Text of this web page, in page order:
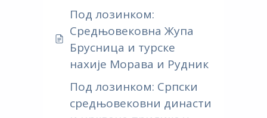
Под лозинком:
Средњовековна Жупа
Брусница и турске
нахије Морава и Рудник
Под лозинком: Српски
средњовековни династи